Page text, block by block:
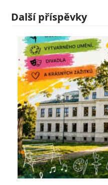
Další příspěvky